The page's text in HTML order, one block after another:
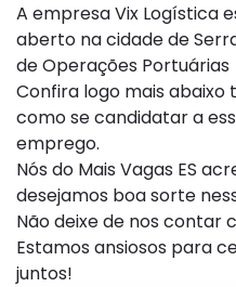
A empresa Vix Logística
aberto na cidade de
de Operações Portuárias
Confira logo mais abaixo
como se candidatar a
emprego.
Nós do Mais Vagas ES
desejamos boa sorte
Não deixe de nos contar
Estamos ansiosos para
juntos!